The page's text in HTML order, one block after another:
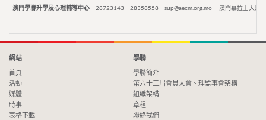
澳門學聯升學及心理輔導中心 28723143 28358558 sup@aecm.org.mo 澳門慕拉士大馬
網站
首頁
活動
媒體
時事
表格下載
學聯
學聯簡介
第六十三屆會員大會、理監事會架構
組織架構
章程
聯絡我們